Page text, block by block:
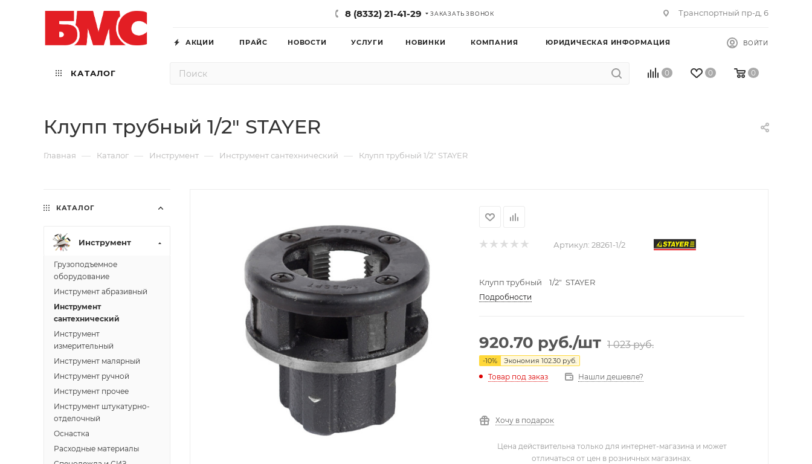
8 (8332) 21-41-29 ЗАКАЗАТЬ ЗВОНОК Транспортный пр-д, 6
АКЦИИ ПРАЙС НОВОСТИ УСЛУГИ НОВИНКИ КОМПАНИЯ ЮРИДИЧЕСКАЯ ИНФОРМАЦИЯ ВОЙТИ
КАТАЛОГ 0 0 0
Клупп трубный 1/2" STAYER
Главная — Каталог — Инструмент — Инструмент сантехнический — Клупп трубный 1/2" STAYER
Артикул: 28261-1/2
Клупп трубный 1/2" STAYER
Подробности
920.70 руб./шт 1 023руб.
-10% Экономия 102.30 руб.
Товар под заказ Нашли дешевле?
Хочу в подарок
Цена действительна только для интернет-магазина и может
отличаться от цен в розничных магазинах.
КАТАЛОГ
Инструмент
Грузоподъемное
оборудование
Инструмент абразивный
Инструмент
сантехнический
Инструмент
измерительный
Инструмент малярный
Инструмент ручной
Инструмент прочее
Инструмент штукатурно-
отделочный
Оснастка
Расходные материалы